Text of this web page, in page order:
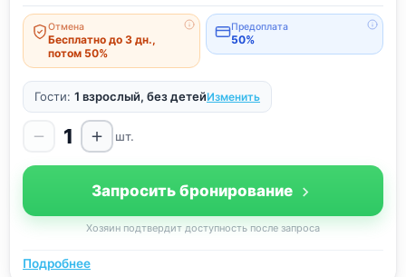
Отмена
Бесплатно до 3 дн.,
потом 50%
Предоплата
50%
Гости: 1 взрослый, без детейИзменить
1 шт.
Запросить бронирование
Хозяин подтвердит доступность после запроса
Подробнее